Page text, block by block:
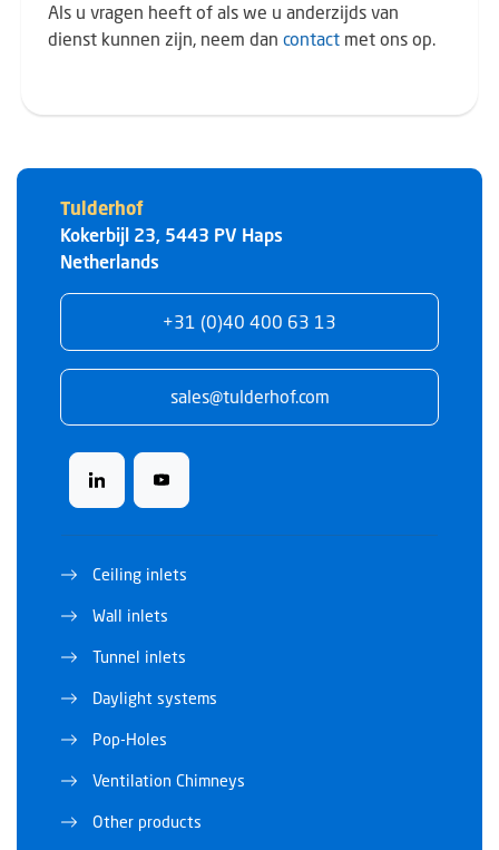
Als u vragen heeft of als we u anderzijds van
dienst kunnen zijn, neem dan contactmet ons op.
Tulderhof
Kokerbijl 23, 5443 PV Haps
Netherlands
+31 (0)40 400 63 13
sales@tulderhof.com
Ceiling inlets
Wall inlets
Tunnel inlets
Daylight systems
Pop-Holes
Ventilation Chimneys
Other products